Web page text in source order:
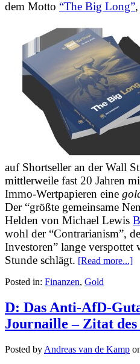
dem Motto “The Big Long”,
auf Shortseller an der Wall
mittlerweile fast 20 Jahren
Immo-Wertpapieren eine
Der “größte gemeinsame
Helden von Michael Lewis
wohl der “Contrarianism”,
Investoren” lange verspottet
Stunde schlägt. [Read more...]
Posted in: Finanzen, Gold
D: Das Anti-AfD-
Journaille – Zitat des
Posted by Andreas van de Kamp